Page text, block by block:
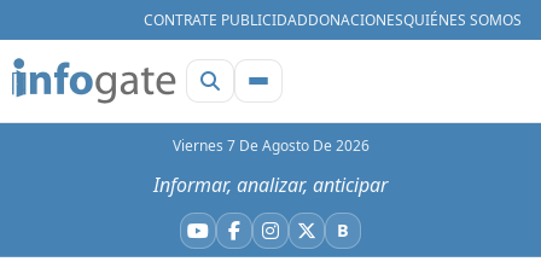
CONTRATE PUBLICIDADDONACIONESQUIÉNES SOMOS
Viernes 7 De Agosto De 2026
Informar, analizar, anticipar
YouTube
Facebook
Instagram
X BBluesky